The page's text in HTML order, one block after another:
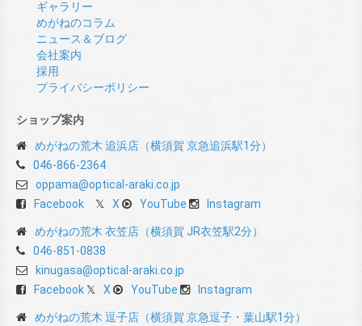
ギャラリー
めがねのコラム
ニュース＆ブログ
会社案内
採用
プライバシーポリシー
ショップ案内
めがねの荒木 追浜店（横須賀 京急追浜駅1分）
046-866-2364
oppama@optical-araki.co.jp
Facebook
X YouTube Instagram
めがねの荒木 衣笠店（横須賀 JR衣笠駅2分）
046-851-0838
kinugasa@optical-araki.co.jp
Facebook
X YouTube Instagram
めがねの荒木 逗子店（横須賀 京急逗子・葉山駅1分）